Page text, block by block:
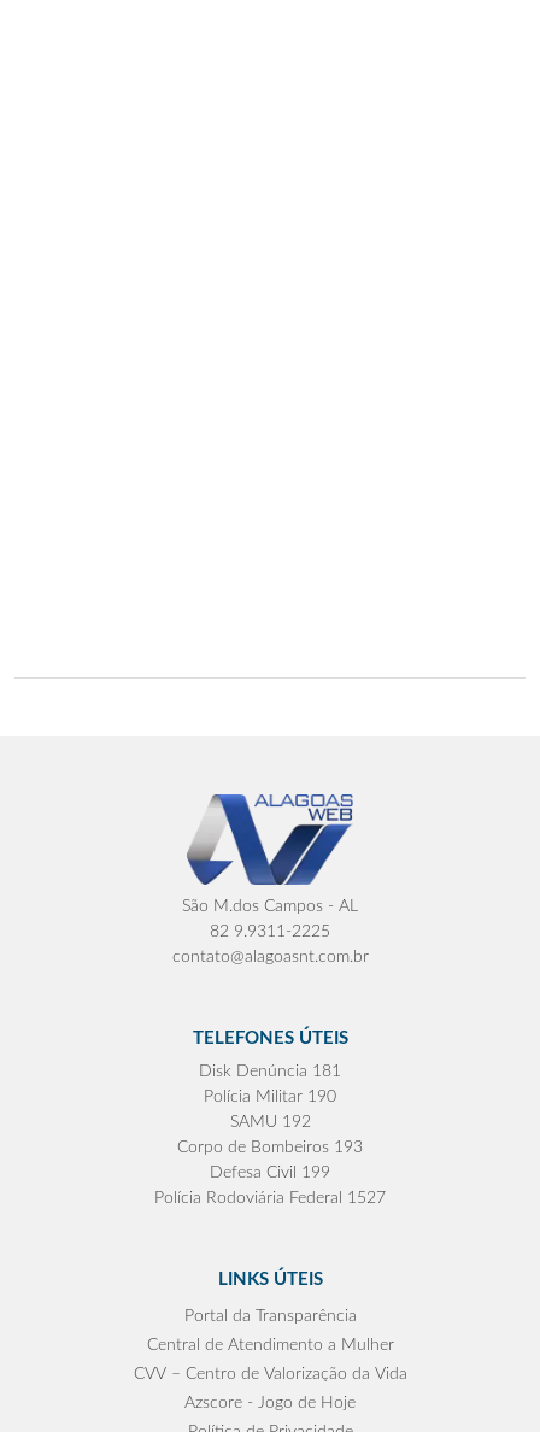
São M.dos Campos - AL
82 9.9311-2225
contato@alagoasnt.com.br
TELEFONES ÚTEIS
Disk Denúncia 181
Polícia Militar 190
SAMU 192
Corpo de Bombeiros 193
Defesa Civil 199
Polícia Rodoviária Federal 1527
LINKS ÚTEIS
Portal da Transparência
Central de Atendimento a Mulher
CVV – Centro de Valorização da Vida
Azscore - Jogo de Hoje